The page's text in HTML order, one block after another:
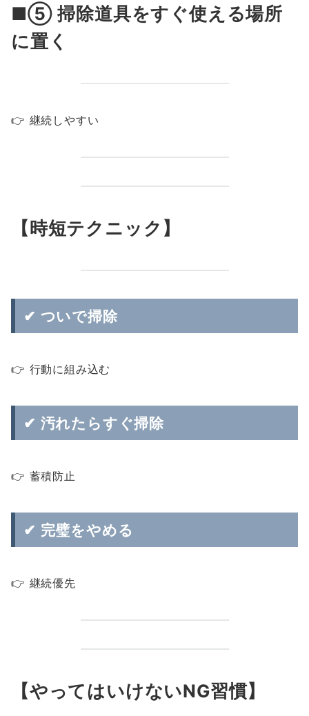
■⑤ 掃除道具をすぐ使える場所
に置く
👉 継続しやすい
【時短テクニック】
✔ ついで掃除
👉 行動に組み込む
✔ 汚れたらすぐ掃除
👉 蓄積防止
✔ 完璧をやめる
👉 継続優先
【やってはいけないNG習慣】